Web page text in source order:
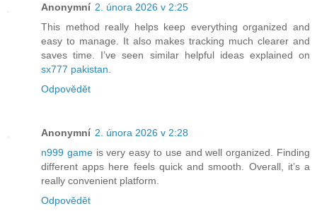
Anonymní 2. února 2026 v 2:25
This method really helps keep everything organized and
easy to manage. It also makes tracking much clearer and
saves time. I’ve seen similar helpful ideas explained on
sx777 pakistan
Odpovědět
Anonymní 2. února 2026 v 2:28
n999 gameis very easy to use and well organized. Finding
different apps here feels quick and smooth. Overall, it’s a
really convenient platform.
Odpovědět